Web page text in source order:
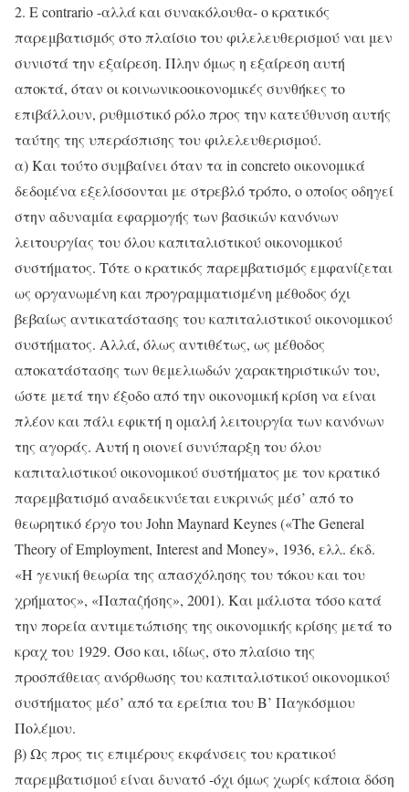
2. E contrario -αλλά και συνακόλουθα- ο κρατικός
παρεμβατισμός στο πλαίσιο του φιλελευθερισμού ναι μεν
συνιστά την εξαίρεση. Πλην όμως η εξαίρεση αυτή
αποκτά, όταν οι κοινωνικοοικονομικές συνθήκες το
επιβάλλουν, ρυθμιστικό ρόλο προς την κατεύθυνση αυτής
ταύτης της υπεράσπισης του φιλελευθερισμού.
α) Και τούτο συμβαίνει όταν τα in concreto οικονομικά
δεδομένα εξελίσσονται με στρεβλό τρόπο, ο οποίος οδηγεί
στην αδυναμία εφαρμογής των βασικών κανόνων
λειτουργίας του όλου καπιταλιστικού οικονομικού
συστήματος. Τότε ο κρατικός παρεμβατισμός εμφανίζεται
ως οργανωμένη και προγραμματισμένη μέθοδος όχι
βεβαίως αντικατάστασης του καπιταλιστικού οικονομικού
συστήματος. Αλλά, όλως αντιθέτως, ως μέθοδος
αποκατάστασης των θεμελιωδών χαρακτηριστικών του,
ώστε μετά την έξοδο από την οικονομική κρίση να είναι
πλέον και πάλι εφικτή η ομαλή λειτουργία των κανόνων
της αγοράς. Αυτή η οιονεί συνύπαρξη του όλου
καπιταλιστικού οικονομικού συστήματος με τον κρατικό
παρεμβατισμό αναδεικνύεται ευκρινώς μέσ’ από το
θεωρητικό έργο του John Maynard Keynes («The General
Theory of Employment, Interest and Money», 1936, ελλ. έκδ.
«Η γενική θεωρία της απασχόλησης του τόκου και του
χρήματος», «Παπαζήσης», 2001). Και μάλιστα τόσο κατά
την πορεία αντιμετώπισης της οικονομικής κρίσης μετά το
κραχ του 1929. Όσο και, ιδίως, στο πλαίσιο της
προσπάθειας ανόρθωσης του καπιταλιστικού οικονομικού
συστήματος μέσ’ από τα ερείπια του Β’ Παγκόσμιου
Πολέμου.
β) Ως προς τις επιμέρους εκφάνσεις του κρατικού
παρεμβατισμού είναι δυνατό -όχι όμως χωρίς κάποια δόση